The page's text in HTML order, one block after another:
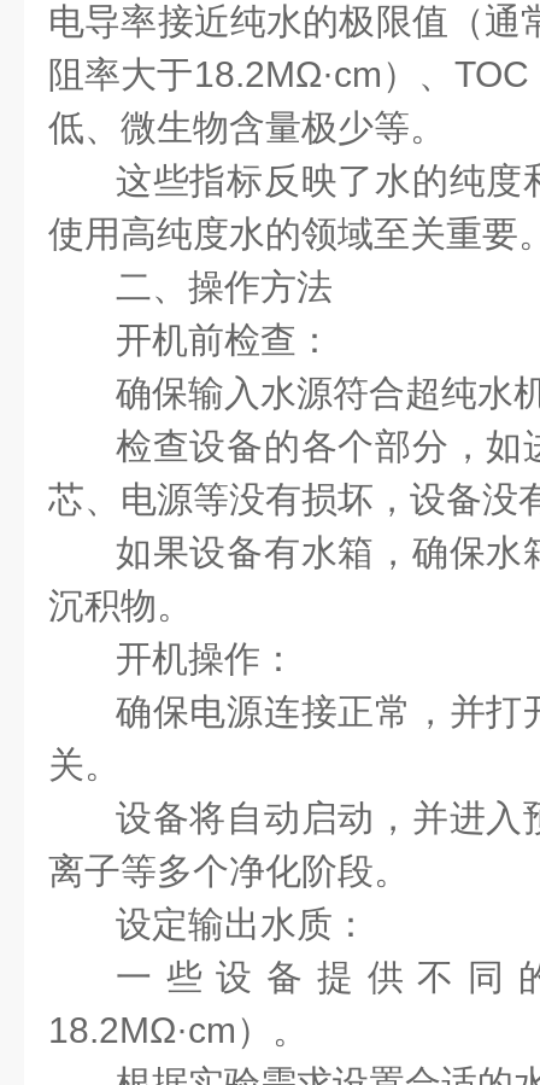
电导率接近纯水的极限值（通
阻率大于18.2MΩ·cm）、
低、微生物含量极少等。
这些指标反映了水的纯度
使用高纯度水的领域至关重
二、操作方法
开机前检查：
确保输入水源符合超纯水
检查设备的各个部分，如
芯、电源等没有损坏，设备
如果设备有水箱，确保水
沉积物。
开机操作：
确保电源连接正常，并打
关。
设备将自动启动，并进入
离子等多个净化阶段。
设定输出水质：
一些设备提供不同
18.2MΩ·cm）。